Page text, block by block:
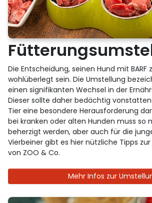
Die Entscheidung, seinen Hund mit
wohlüberlegt sein. Die Umstellung
einen signifikanten Wechsel in der
Dieser sollte daher bedächtig
Tier eine besondere Herausforderung
bei kranken oder alten Hunden muss so
beherzigt werden, aber auch für die
Vierbeiner gibt es hier nützliche Tipps
von ZOO & Co.
Mehr Infos zur